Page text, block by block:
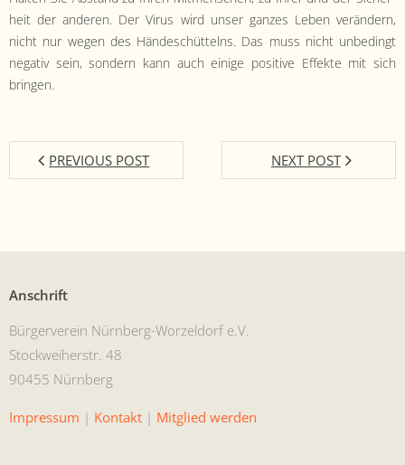
heit der anderen. Der Virus wird unser ganzes Leben verän­dern,
nicht nur wegen des Hän­de­schüt­telns. Das muss nicht unbe­d­ingt
neg­a­tiv sein, son­dern kann auch einige pos­i­tive Effek­te mit sich
bringen.
PREVIOUS POST NEXT POST
Anschrift
Bürg­ervere­in Nürn­berg-Worzel­dorf e.V.
Stock­wei­her­str. 48
90455 Nürnberg
Impres­sum | Kon­takt | Mit­glied werden